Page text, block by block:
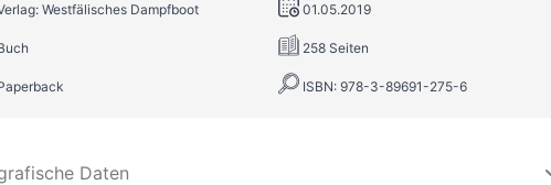
Westfälisches Dampfboot 01.05.2019
258 Seiten
ISBN: 978-3-89691-275-6
Daten